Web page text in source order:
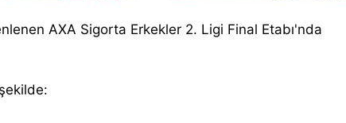
AXA Sigorta Erkekler 2. Ligi Final Etabı'nda